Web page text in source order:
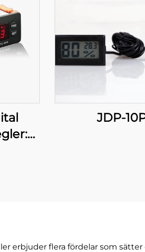
JDP-
erbjuder flera fördelar som